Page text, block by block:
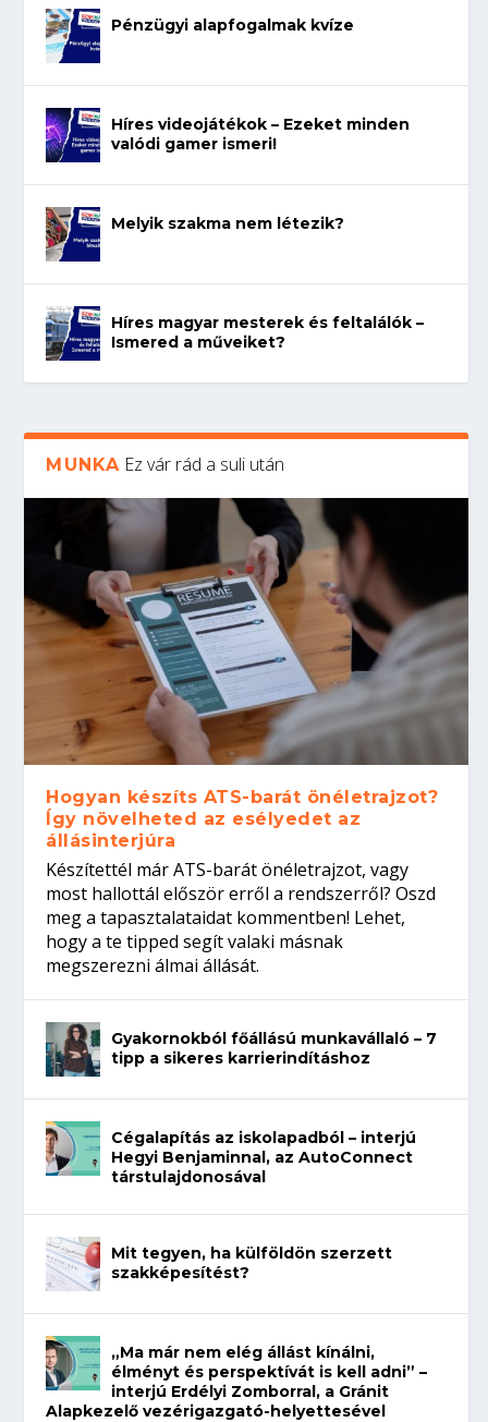
Pénzügyi alapfogalmak kvíze
Híres videojátékok – Ezeket minden
valódi gamer ismeri!
Melyik szakma nem létezik?
Híres magyar mesterek és feltalálók –
Ismered a műveiket?
MUNKA Ez vár rád a suli után
Hogyan készíts ATS-barát önéletrajzot?
Így növelheted az esélyedet az
állásinterjúra
Készítettél már ATS-barát önéletrajzot, vagy
most hallottál először erről a rendszerről? Oszd
meg a tapasztalataidat kommentben! Lehet,
hogy a te tipped segít valaki másnak
megszerezni álmai állását.
Gyakornokból főállású munkavállaló – 7
tipp a sikeres karrierindításhoz
Cégalapítás az iskolapadból – interjú
Hegyi Benjaminnal, az AutoConnect
társtulajdonosával
Mit tegyen, ha külföldön szerzett
szakképesítést?
„Ma már nem elég állást kínálni,
élményt és perspektívát is kell adni” –
interjú Erdélyi Zomborral, a Gránit
Alapkezelő vezérigazgató-helyettesével